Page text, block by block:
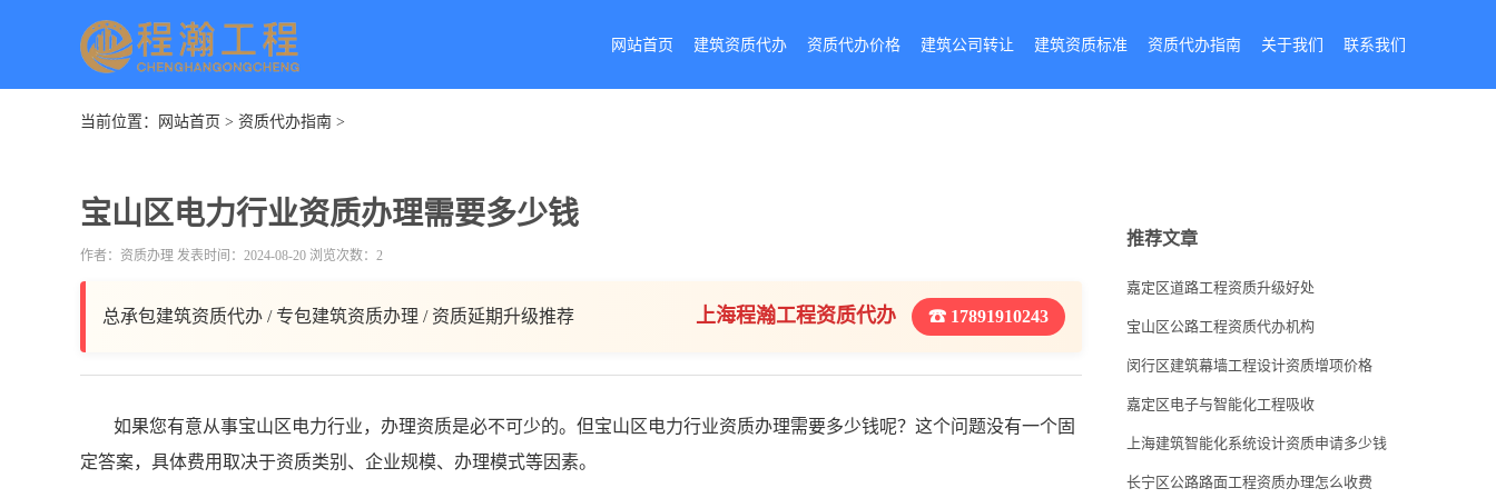
网站首页 建筑资质代办 资质代办价格 建筑公司转让 建筑资质标准 资质代办指南 关于我们 联系我们
当前位置： 网站首页 > 资质代办指南 >
宝山区电力行业资质办理需要多少钱
作者：资质办理 发表时间：2024-08-20 浏览次数：2
总承包建筑资质代办 / 专包建筑资质办理 / 资质延期升级推荐 上海程瀚工程资质代办 ☎ 17891910243
如果您有意从事宝山区电力行业，办理资质是必不可少的。但宝山区电力行业资质办理需要多少钱呢？这个问题没有一个固
定答案，具体费用取决于资质类别、企业规模、办理模式等因素。
推荐文章
嘉定区道路工程资质升级好处
宝山区公路工程资质代办机构
闵行区建筑幕墙工程设计资质增项价格
嘉定区电子与智能化工程吸收
上海建筑智能化系统设计资质申请多少钱
长宁区公路路面工程资质办理怎么收费